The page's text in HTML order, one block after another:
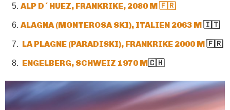
ALP D´HUEZ, FRANKRIKE, 2080 M 🇫🇷
ALAGNA (MONTEROSA SKI), ITALIEN 2063 M🇮🇹
LA PLAGNE (PARADISKI), FRANKRIKE 2000 M🇫🇷
ENGELBERG, SCHWEIZ 1970 M🇨🇭